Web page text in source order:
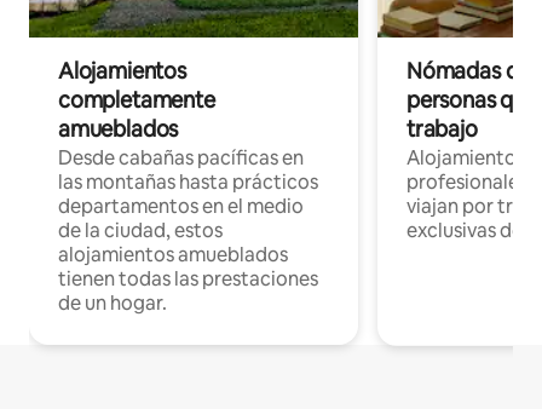
Alojamientos
completamente
amueblados
Desde cabañas pacíficas en
las montañas hasta prácticos
departamentos en el medio
de la ciudad, estos
alojamientos amueblados
tienen todas las prestaciones
de un hogar.
Nómadas
personas
trabajo
Alojamientos
profesionales
viajan por
exclusivas de